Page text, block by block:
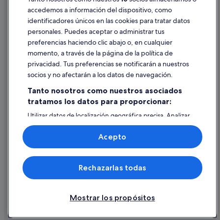
Ayuda
Cancelar un vuelo
Cancelar una reserva de hotel o de un alquiler vacacional
Utilizar un cupón de Expedia
Documentos para viajes internacionales
© 2026 Expedia, Inc., una empresa de Expedia Group. Todos los
derechos reservados. Expedia y el logotipo de Expedia son marcas
comerciales o marcas comerciales registradas de Expedia, Inc.
accedemos a información del dispositivo, como
identificadores únicos en las cookies para tratar datos
personales. Puedes aceptar o administrar tus
preferencias haciendo clic abajo o, en cualquier
momento, a través de la página de la política de
privacidad. Tus preferencias se notificarán a nuestros
socios y no afectarán a los datos de navegación.
Tanto nosotros como nuestros asociados
tratamos los datos para proporcionar:
Utilizar datos de localización geográfica precisa. Analizar
activamente las características del dispositivo para su
identificación. Almacenar la información en un dispositivo
y/o acceder a ella. Publicidad y contenido personalizados,
medición de publicidad y contenido, investigación de
audiencia y desarrollo de servicios.
Lista de asociados (proveedores)
Mostrar los propósitos
Rechazarlas todas
Acepto